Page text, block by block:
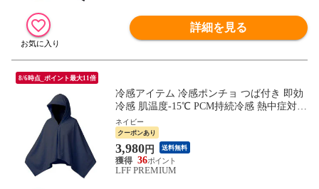
詳細を見る
8/6時点_ポイント最大11倍
冷感アイテム 冷感ポンチョ つば付き 即効
冷感 肌温度-15℃ PCM持続冷感 熱中症対策
暑さ対策 暑さ対策グッズ 冷感グッズ 冷感
冷却 UVカット 紫外線対策 クーリング ひ
んやりグッズ FRESH SWITCH フレッシュ
スイッチ
ネイビー
クーポンあり
3,980円 送料無料
36
LFF PREMIUM